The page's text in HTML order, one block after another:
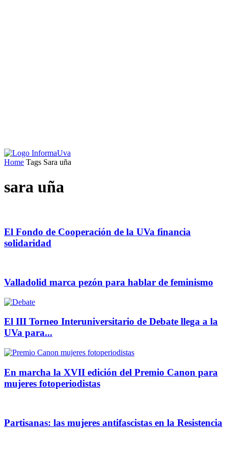
Home Tags Sara uña
sara uña
El Fondo de Cooperación de la UVa financia
solidaridad
Valladolid marca pezón para hablar de feminismo
El III Torneo Interuniversitario de Debate llega a la
UVa para...
En marcha la XVII edición del Premio Canon para
mujeres fotoperiodistas
Partisanas: las mujeres antifascistas en la Resistencia